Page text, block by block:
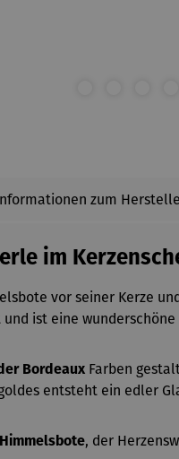
zum
im
vor seiner Kerze
ist eine
Bordeaux Farben
entsteht ein edler
, der